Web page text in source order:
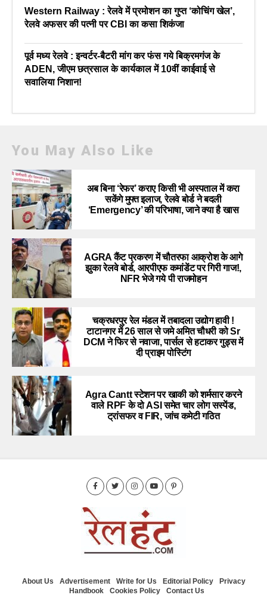
Western Railway : रेलवे में प्रमोशन का गुप्त ‘कोचिंग खेल’,
रेलवे अफसर की पत्नी पर CBI का कसा शिकंजा
पूर्व मध्य रेलवे : इन्वर्टर-बैटरी मांग कर फंस गये बिक्रमगंज के
ADEN, जीएम छत्रसाल के कार्यकाल में 10वीं काईवाई से
सवालिया निशान!
You May Also Like
अब बिना ‘रेफर’ कराए किसी भी अस्पताल में करा
सकेंगे मुफ्त इलाज, रेलवे बोर्ड ने बदली
‘Emergency’ की परिभाषा, जाने क्या है खास
AGRA कैंट प्रकरण में चौतरफा आक्रोश के आगे
झुका रेलवे बोर्ड, आरपीएफ कमांडेंट पर गिरी गाज!,
NFR भेजे गये पी राजमोहन
चक्रधरपुर रेल मंडल में तबादला उद्योग हावी !
टाटानगर में 26 साल से जमे अमित चौधरी को Sr
DCM ने फिर से नवाजा, पार्सल से हटाकर गुड्स में
दी प्राइम पोस्टिंग
Agra Cantt स्टेशन पर खाकी को शर्मसार करने
वाले RPF के दो ASI समेत चार लोग सस्पेंड,
ट्रांसफर व FIR, जांच कमेटी गठित
About Us Advertisement Write for Us Editorial Policy
Privacy
Handbook
Cookies Policy Contact Us